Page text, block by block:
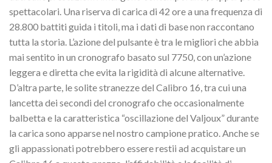
spettacolari. Una riserva di carica di 42 ore a una frequenza di
28.800 battiti guida i titoli, ma i dati di base non raccontano
tutta la storia. L’azione del pulsante è tra le migliori che abbia
mai sentito in un cronografo basato sul 7750, con un’azione
leggera e diretta che evita la rigidità di alcune alternative.
D’altra parte, le solite stranezze del Calibro 16, tra cui una
lancetta dei secondi del cronografo che occasionalmente
balbetta e la caratteristica “oscillazione del Valjoux” durante
la carica sono apparse nel nostro campione pratico. Anche se
gli appassionati potrebbero essere restii ad acquistare un